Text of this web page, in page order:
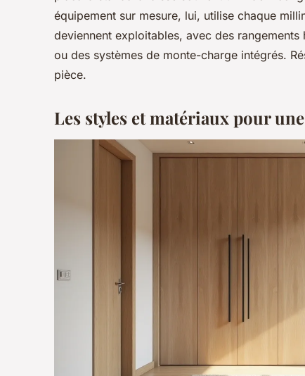
équipement sur mesure, lui, utilise chaque
deviennent exploitables, avec des
ou des systèmes de monte-charge intégrés.
pièce.
Les styles et matériaux pour